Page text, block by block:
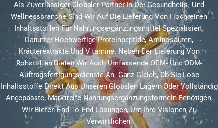
Als Zuverlässiger Globaler Partner In Der Gesundheits- Und
Wellnessbranche Sind Wir Auf Die Lieferung Von Hochreinen
Inhaltsstoffen Für Nahrungsergänzungsmittel Spezialisiert,
Darunter Hochwertige Proteinpeptide, Aminosäuren,
Kräuterextrakte Und Vitamine. Neben Der Lieferung Von
Rohstoffen Bieten Wir Auch Umfassende OEM- Und ODM-
Auftragsfertigungsdienste An. Ganz Gleich, Ob Sie Lose
Inhaltsstoffe Direkt Aus Unseren Globalen Lagern Oder Vollständig
Angepasste, Marktreife Nahrungsergänzungsformeln Benötigen,
Wir Bieten End-To-End-Lösungen, Um Ihre Visionen Zu
Verwirklichen.